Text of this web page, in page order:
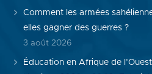
Comment les armées
elles gagner des guerres ?
3 août 2026
Éducation en Afrique de